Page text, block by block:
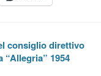
consiglio direttivo
“Allegria” 1954